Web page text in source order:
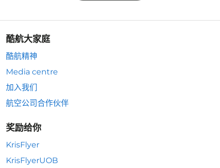
酷航大家庭
酷航精神
Media centre
加入我们
航空公司合作伙伴
奖励给你
KrisFlyer
KrisFlyerUOB